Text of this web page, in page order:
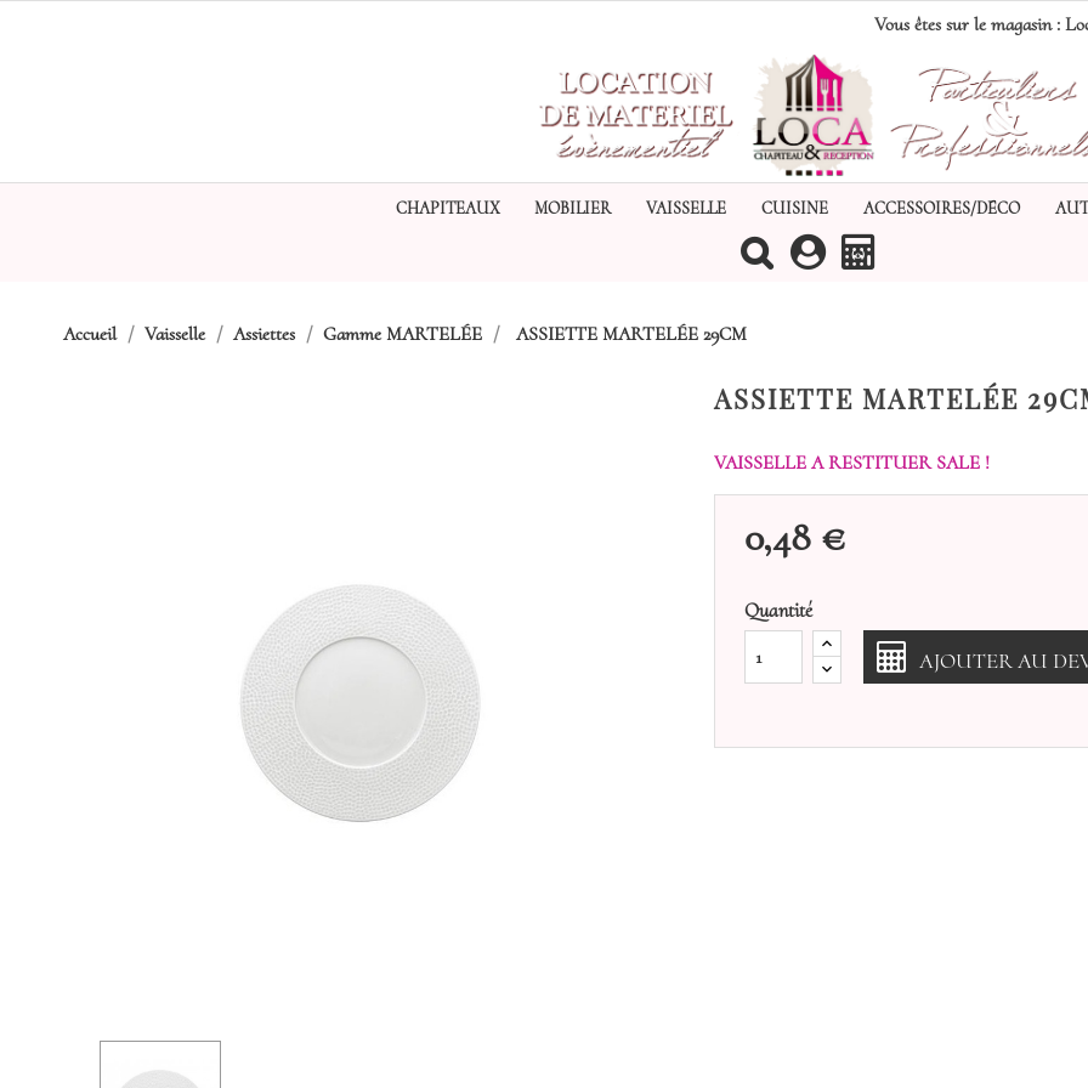
Vous êtes sur le magasin :
CHAPITEAUX MOBILIER VAISSELLE CUISINE ACCESSOIRES/DÉCO
(0)
Accueil Vaisselle Assiettes Gamme MARTELÉE ASSIETTE MARTELÉE 29CM
ASSIETTE MARTELÉE
VAISSELLE A RESTITUER SALE !
0,48 €
Quantité
AJOUTER AU